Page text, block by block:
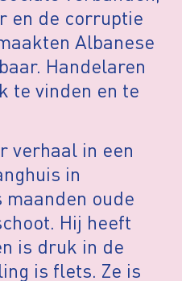
en de corruptie
Albanese
Handelaren
te vinden en te
verhaal in een
in
maanden oude
Hij heeft
is druk in de
is flets. Ze is